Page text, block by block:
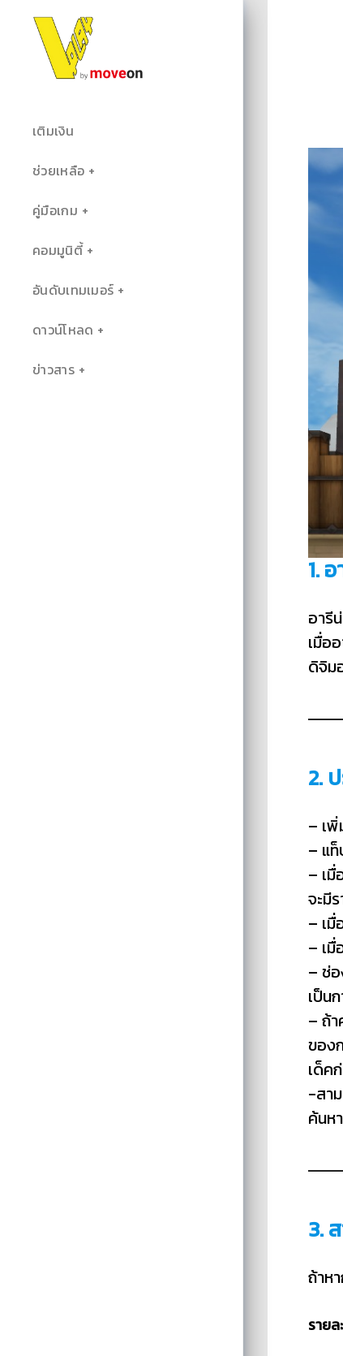
เติมเงิน
ช่วยเหลือ
คู่มือเกม
คอมมูนิตี้
อันดับเทมเมอร์
ดาวน์โหลด
ข่าวสาร
1.
อารี
เมื่อ
ดิจิม
2.
– เพิ่
– แ
– เ
จะมี
– เ
– เ
– ช่
เป็น
– ถ้
ของ
เด็ค
-สา
ค้นหา
3.
ถ้าห
ราย